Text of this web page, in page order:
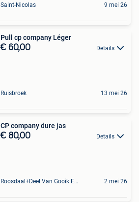
Saint-Nicolas 9 mei 26
Pull cp company Léger
€ 60,00 Details
Ruisbroek 13 mei 26
CP company dure jas
€ 80,00 Details
Roosdaal+Deel Van Gooik En Sint-Kwintens-Lennik 2 mei 26